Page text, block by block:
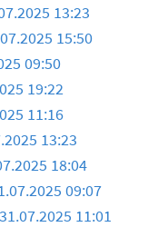
13:23
15:50
09:50
19:22
11:16
13:23
18:04
09:07
31.07.2025 11:01